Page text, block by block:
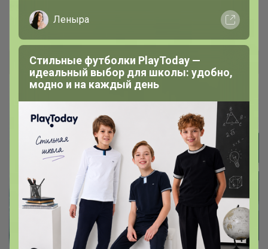
Леныра
Леныра
Стильные футболки PlayToday —
идеальный выбор для школы: удобно,
модно и на каждый день